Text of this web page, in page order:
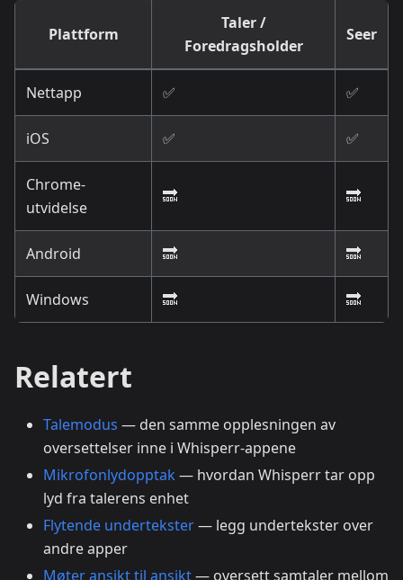
Plattform
Taler /
Foredragsholder
Seer
Nettapp ✅ ✅
iOS ✅ ✅
Chrome-
utvidelse
🔜 🔜
Android 🔜 🔜
Windows 🔜 🔜
Relatert
Talemodus — den samme opplesningen av
oversettelser inne i Whisperr-appene
Mikrofonlydopptak— hvordan Whisperr tar opp
lyd fra talerens enhet
Flytende undertekster— legg undertekster over
andre apper
Møter ansikt til ansikt— oversett samtaler mellom